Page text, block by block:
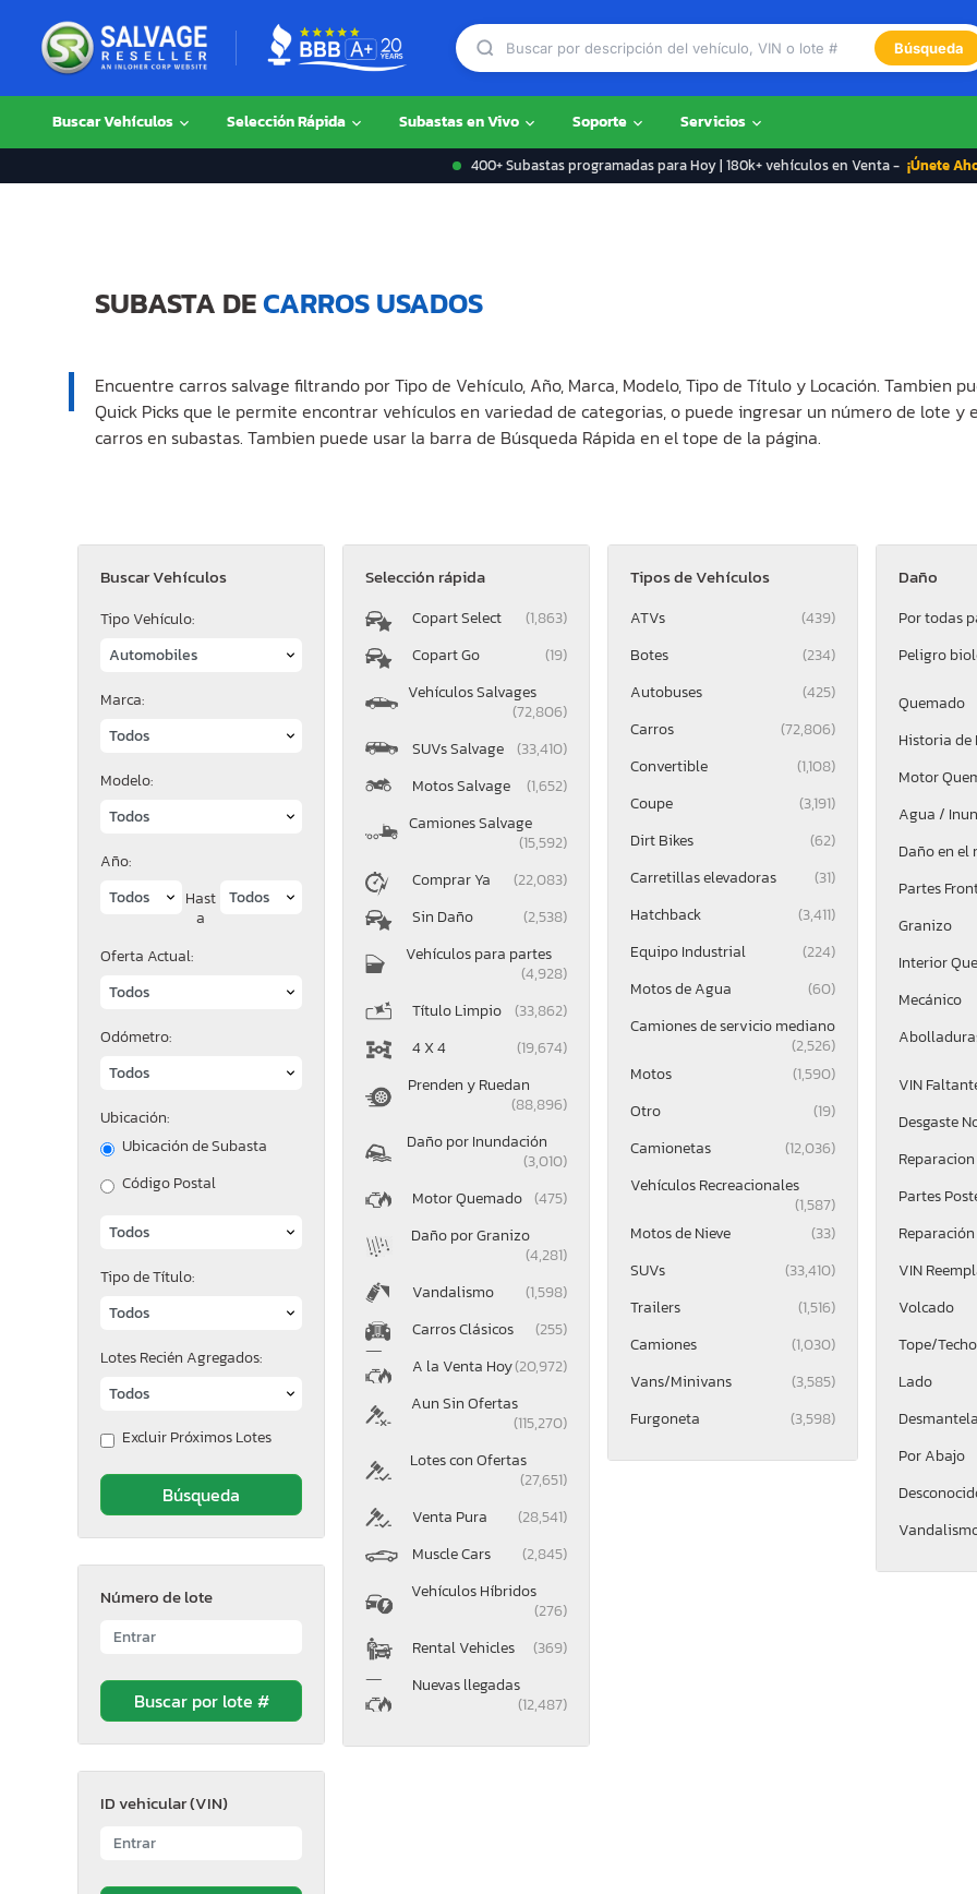
Búsqueda
Buscar Vehículos Selección Rápida Subastas en Vivo Soporte Servicios
400+ Subastas programadas para Hoy | 180k+ vehículos en Venta - ¡Únete
SUBASTA DECARROS USADOS
Encuentre carros salvage filtrando por Tipo de Vehículo, Año, Marca, Modelo, Tipo de Título y Locación. Tambien
Quick Picks que le permite encontrar vehículos en variedad de categorias, o puede ingresar un número de lote y
carros en subastas. Tambien puede usar la barra de Búsqueda Rápida en el tope de la página.
Buscar Vehículos
Tipo Vehículo:
Año:
Hast
a
Marca:
Modelo:
Oferta Actual:
Odómetro:
Ubicación:
Ubicación de Subasta
Código Postal
Tipo de Título:
Lotes Recién Agregados:
Excluir Próximos Lotes
Número de lote
ID vehicular (VIN)
Selección rápida
Copart Select
(1,863)
Copart Go
(19)
Vehículos Salvages
(72,806)
SUVs Salvage (33,410)
Motos Salvage
(1,652)
Camiones Salvage
(15,592)
Comprar Ya
(22,083)
Sin Daño
(2,538)
Vehículos para partes
(4,928)
Título Limpio (33,862)
4 X 4
(19,674)
Prenden y Ruedan
(88,896)
Daño por Inundación
(3,010)
Motor Quemado (475)
Daño por Granizo
(4,281)
Vandalismo
(1,598)
Carros Clásicos
(255)
A la Venta Hoy(20,972)
Aun Sin Ofertas
(115,270)
Lotes con Ofertas
(27,651)
Venta Pura
(28,541)
Muscle Cars
(2,845)
Vehículos Híbridos
(276)
Rental Vehicles
(369)
Nuevas llegadas
(12,487)
Tipos de Vehículos
ATVs
(439)
Botes
(234)
Autobuses
(425)
Carros
(72,806)
Convertible
(1,108)
Coupe
(3,191)
Dirt Bikes
(62)
Carretillas elevadoras
(31)
Hatchback
(3,411)
Equipo Industrial
(224)
Motos de Agua
(60)
Camiones de servicio mediano
(2,526)
Motos
(1,590)
Otro
(19)
Camionetas
(12,036)
Vehículos Recreacionales
(1,587)
Motos de Nieve
(33)
SUVs
(33,410)
Trailers
(1,516)
Camiones
(1,030)
Vans/Minivans
(3,585)
Furgoneta
(3,598)
Daño
Por todas
Peligro
Quemado
Historia de
Motor
Agua /
Daño en el
Partes
Granizo
Interior
Mecánico
VIN
Desgaste
Partes
VIN
Volcado
Tope/Techo
Lado
Por Abajo